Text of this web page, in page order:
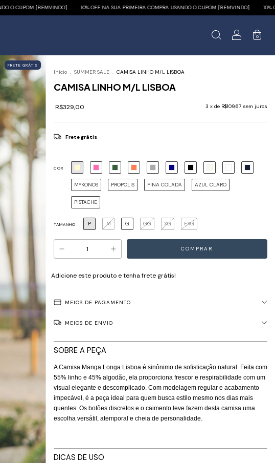
10% OFF NA SUA PRIMEIRA COMPRA USANDO O CUPOM [BEMVINDO] 10% OFF NA SUA PRIMEIRA
0
FRETE GRÁTIS
Início . SUMMER SALE . CAMISA LINHO M/L LISBOA
CAMISA LINHO M/L LISBOA
R$329,00 3 x de R$109,67 sem juros
Frete grátis
COR
MYKONOS PROPOLIS PINA COLADA AZUL CLARO
PISTACHE
TAMANHO P M G GG XG EXG
Adicione este produto etenha frete grátis!
MEIOS DE PAGAMENTO
MEIOS DE ENVIO
SOBRE A PEÇA
A Camisa Manga Longa Lisboa é sinônimo de sofisticação natural. Feita com
55% linho e 45% algodão, ela proporciona frescor e respirabilidade com um
visual elegante e descomplicado. Com modelagem regular e acabamento
impecável, é a peça ideal para quem busca estilo mesmo nos dias mais
quentes. Os botões discretos e o caimento leve fazem desta camisa uma
escolha versátil, atemporal e cheia de personalidade.
DICAS DE USO